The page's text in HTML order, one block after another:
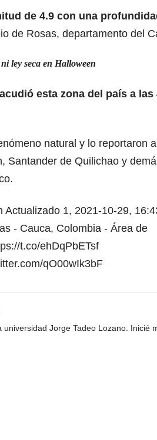
de 4.9 con una
de Rosas, departamento del
ley seca en Halloween
esta zona del país a las
natural y lo reportaron
Santander de Quilichao y
Actualizado 1, 2021-10-29,
- Cauca, Colombia - Área de
t.co/ehDqPbETsf
qO00wIk3bF
Jorge Tadeo Lozano. Inicié